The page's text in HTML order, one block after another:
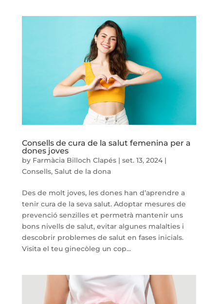
Consells de cura de la salut femenina per a
dones joves
by Farmàcia Billoch Clapés| set. 13, 2024|
Consells, Salut de la dona
Des de molt joves, les dones han d’aprendre a
tenir cura de la seva salut. Adoptar mesures de
prevenció senzilles et permetrà mantenir uns
bons nivells de salut, evitar algunes malalties i
descobrir problemes de salut en fases inicials.
Visita el teu ginecòleg un cop...